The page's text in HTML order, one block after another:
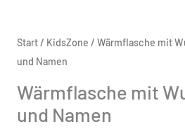
Start/ KidsZone / Wärmflasche mit
und Namen
Wärmflasche mit
und Namen